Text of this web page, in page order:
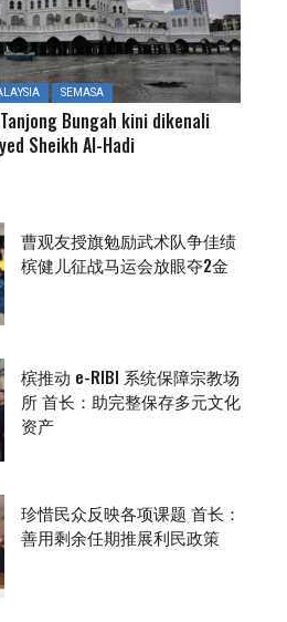
SEMASA
Bungah kini dikenali
Sheikh Al-Hadi
曹观友授旗勉励武术队争佳绩
槟健儿征战马运会放眼夺2金
槟推动 e-RIBI 系统保障宗教场
所 首长：助完整保存多元文化
资产
珍惜民众反映各项课题 首长：
善用剩余任期推展利民政策